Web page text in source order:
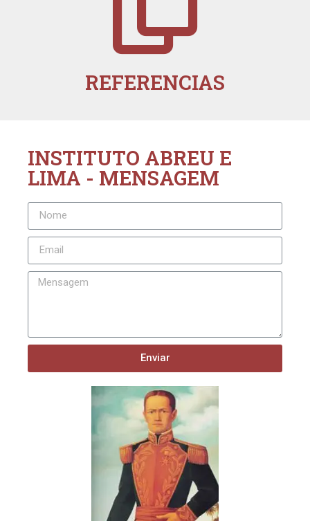
REFERENCIAS
INSTITUTO ABREU E
LIMA - MENSAGEM
Enviar